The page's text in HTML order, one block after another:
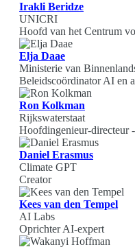
Irakli Beridze
UNICRI
Hoofd van het Centrum
Elja Daae
Ministerie van
Beleidscoördinator AI en
Ron Kolkman
Rijkswaterstaat
Hoofdingenieur-directeur
Daniel Erasmus
Climate GPT
Creator
Kees van den Tempel
AI Labs
Oprichter AI-expert